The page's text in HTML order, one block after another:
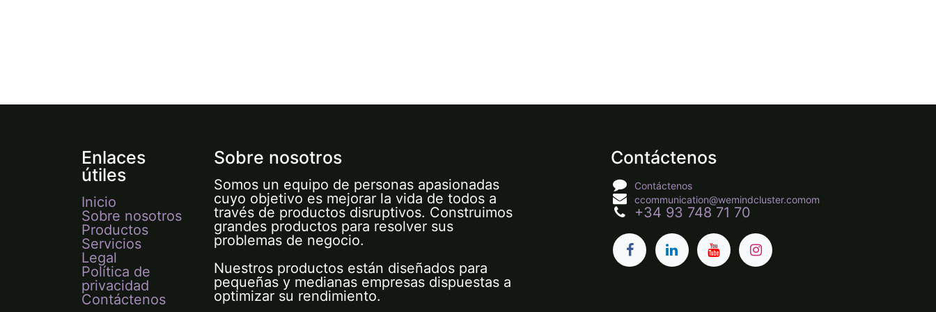
Enlaces
útiles
Inicio
Sobre nosotros
Productos
Servicios
Legal
Política de
privacidad
Contáctenos
Sobre nosotros
Somos un equipo de personas apasionadas
cuyo objetivo es mejorar la vida de todos a
través de productos disruptivos. Construimos
grandes productos para resolver sus
problemas de negocio.
Nuestros productos están diseñados para
pequeñas y medianas empresas dispuestas a
optimizar su rendimiento.
Contáctenos
Contáctenos
ccommunication@wemindcluster.comom
+34 93 748 71 70